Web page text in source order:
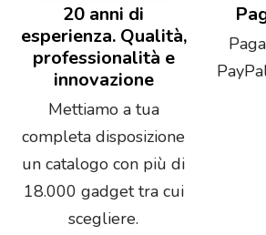
20 anni di
esperienza. Qualità,
professionalità e
innovazione
Mettiamo a tua
completa disposizione
un catalogo con più di
18.000 gadget tra cui
scegliere.